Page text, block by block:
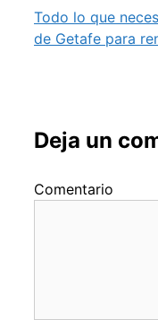
Todo lo que
de Getafe para
Deja un
Comentario